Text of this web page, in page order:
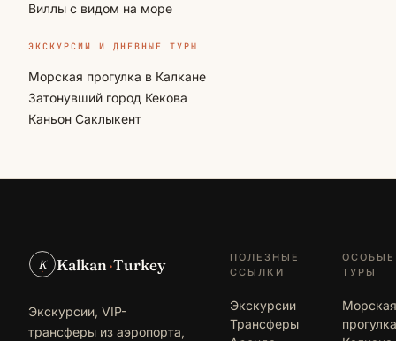
Виллы с видом на море
ЭКСКУРСИИ И ДНЕВНЫЕ ТУРЫ
Морская прогулка в Калкане
Затонувший город Кекова
Каньон Саклыкент
K Kalkan·Turkey
Экскурсии, VIP-
трансферы из аэропорта,
ПОЛЕЗНЫЕ
ССЫЛКИ
Экскурсии
Трансферы
ОСОБЫЕ
ТУРЫ
Морская